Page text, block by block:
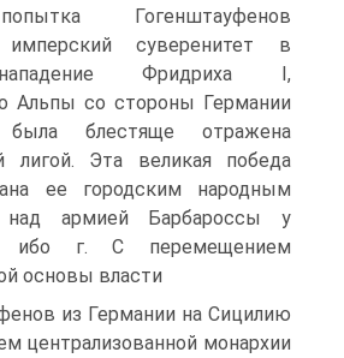
Гогенштауфенов
имперский суверенитет в
Фридриха I,
Альпы со стороны Германии
блестяще отражена
лигой. Эта великая победа
ее городским народным
над армией Барбарос­сы у
ибо г. С перемещением
основы власти
из Германии на Сицилию
централизо­ванной монархии